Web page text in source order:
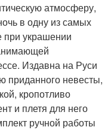
атмосферу,
в одну из самых
украшении
Издавна на Руси
приданного невесты,
кропотливо
и плетя для него
ручной работы